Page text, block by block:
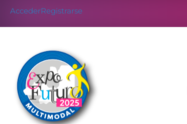
AccederRegistrarse